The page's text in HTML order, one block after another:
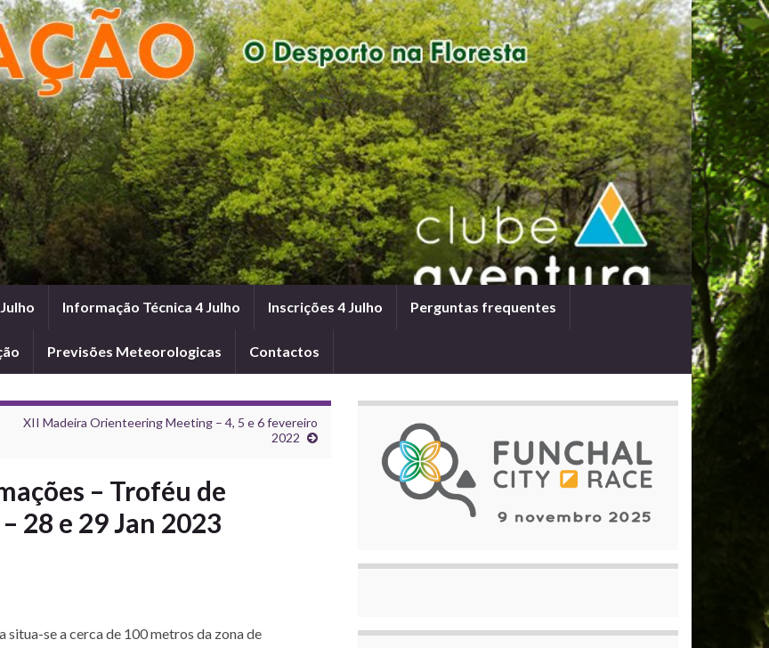
Informação Técnica 4 Julho Inscrições 4 Julho Perguntas frequentes
Previsões Meteorologicas Contactos
XII Madeira Orienteering Meeting – 4, 5 e 6 fevereiro
2022
– Troféu de
28 e 29 Jan 2023
se a cerca de 100 metros da zona de